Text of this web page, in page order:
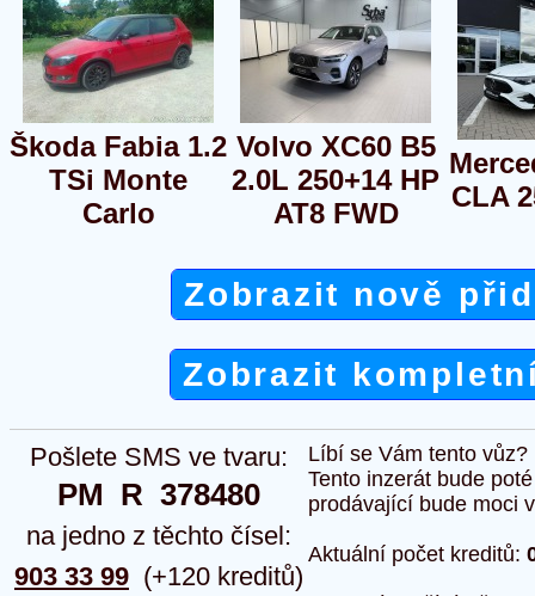
Škoda Fabia 1.2
TSi Monte
Carlo
Volvo XC60 B5
2.0L 250+14 HP
AT8 FWD
CLA
Zobrazit nově
Zobrazit
Pošlete SMS ve tvaru:
PM  R  378480
na jedno z těchto čísel:
903 33 99 (+120 kreditů)
Líbí se Vám tento
Tento inzerát bude
prodávající bude moci
Aktuální počet kreditů: